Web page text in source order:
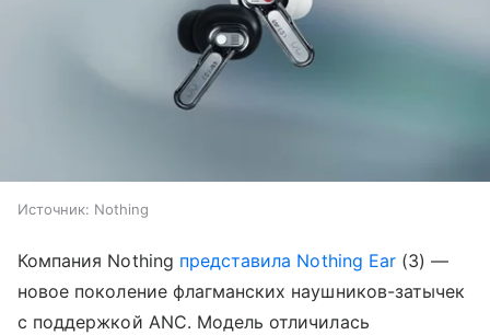
Источник: Nothing
Компания Nothing представила Nothing Ear(3) —
новое поколение флагманских наушников-затычек
с поддержкой ANC. Модель отличилась